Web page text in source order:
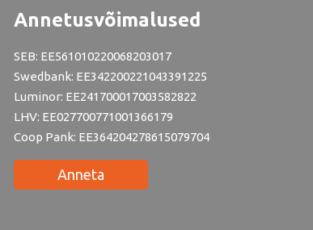
Annetusvõimalused
SEB: EE561010220068203017
Swedbank: EE342200221043391225
Luminor: EE241700017003582822
LHV: EE027700771001366179
Coop Pank: EE364204278615079704
Anneta